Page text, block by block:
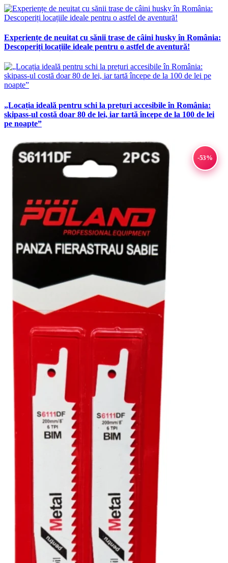
Experiențe de neuitat cu sănii trase de câini husky în România:
Descoperiți locațiile ideale pentru o astfel de aventură!
„Locația ideală pentru schi la prețuri accesibile în România:
skipass-ul costă doar 80 de lei, iar tartă începe de la 100 de lei
pe noapte”
-53%